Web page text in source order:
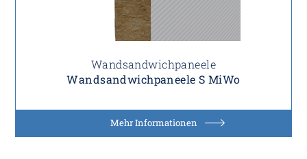
Wandsandwichpaneele
Wandsandwichpaneele S MiWo
Mehr Informationen